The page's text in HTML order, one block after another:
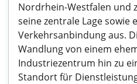
Nordrhein-Westfalen und
seine zentrale Lage sowie
Verkehrsanbindung aus.
Wandlung von einem
Industriezentrum hin zu
Standort für